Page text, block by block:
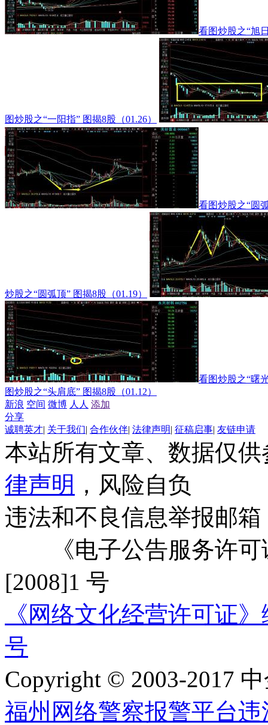
看图炒股之“旭
图炒股之“一阳指” 图揭8股（01.26）
看图炒股之“圆
炒股之“圆弧顶” 图揭8股（01.19）
看图炒股之“曙
图炒股之“头肩底” 图揭8股（01.12）
新浪 空间 微博 人人 添加
分享
诚聘英才| 关于我们| 合作伙伴| 法律声明| 征稿启事| 友链申请
本站所有文章、数据仅
律声明 ，风险自负
违法和不良信息举报邮箱
《电子公告服务许可
[2008]1 号
《网络文化经营许可证
号
Copyright © 2003-2017
福州网络警察报警平台违